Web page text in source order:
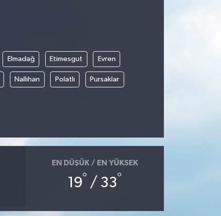
Elmadağ Etimesgut Evren
Nallıhan Polatlı Pursaklar
EN DÜŞÜK / EN YÜKSEK
19° / 33°